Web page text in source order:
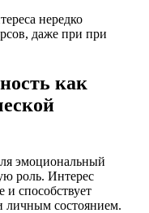
нередко
даже при при
как
эмоциональный
роль. Интерес
и способствует
личным состоянием.